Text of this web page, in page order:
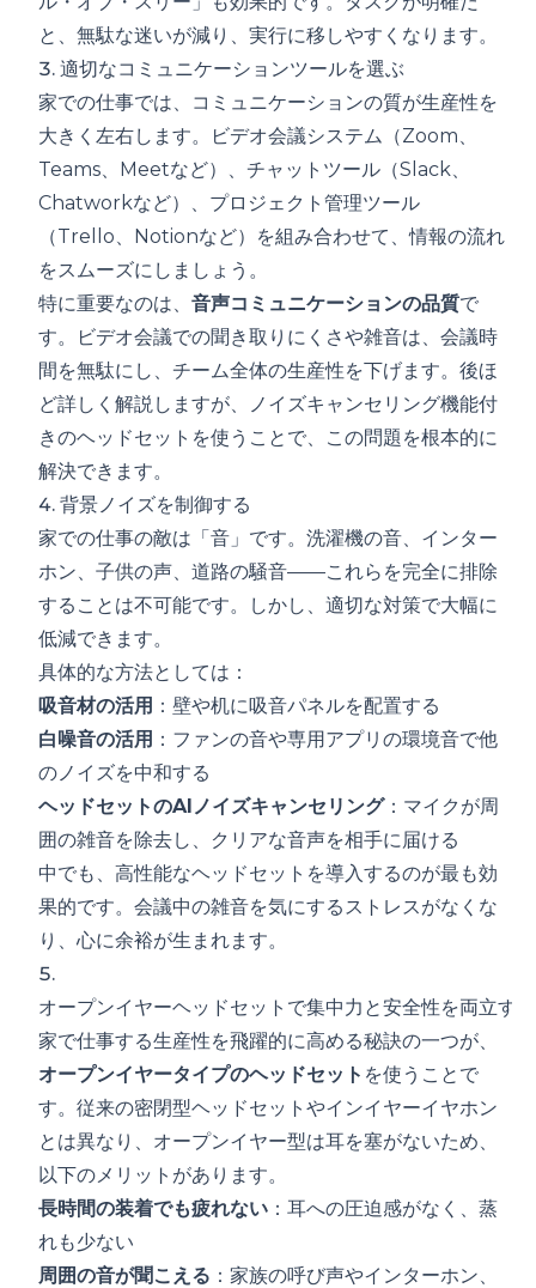
と、無駄な迷いが減り、実行に移しやすくなります。
3. 適切なコミュニケーションツールを選ぶ
家での仕事では、コミュニケーションの質が生産性を
大きく左右します。ビデオ会議システム（Zoom、
Teams、Meetなど）、チャットツール（Slack、
Chatworkなど）、プロジェクト管理ツール
（Trello、Notionなど）を組み合わせて、情報の流れ
をスムーズにしましょう。
特に重要なのは、 音声コミュニケーションの品質で
す。ビデオ会議での聞き取りにくさや雑音は、会議時
間を無駄にし、チーム全体の生産性を下げます。後ほ
ど詳しく解説しますが、ノイズキャンセリング機能付
きのヘッドセットを使うことで、この問題を根本的に
解決できます。
4. 背景ノイズを制御する
家での仕事の敵は「音」です。洗濯機の音、インター
ホン、子供の声、道路の騒音——これらを完全に排除
することは不可能です。しかし、適切な対策で大幅に
低減できます。
具体的な方法としては：
吸音材の活用 ：壁や机に吸音パネルを配置する
白噪音の活用 ：ファンの音や専用アプリの環境音で他
のノイズを中和する
ヘッドセットのAIノイズキャンセリング：マイクが周
囲の雑音を除去し、クリアな音声を相手に届ける
中でも、高性能なヘッドセットを導入するのが最も効
果的です。会議中の雑音を気にするストレスがなくな
り、心に余裕が生まれます。
5.
オープンイヤーヘッドセットで集中力と安全性を両立する
家で仕事する生産性を飛躍的に高める秘訣の一つが、
オープンイヤータイプのヘッドセット を使うことで
す。従来の密閉型ヘッドセットやインイヤーイヤホン
とは異なり、 オープンイヤー型は耳を塞がないため、
以下のメリットがあります。
長時間の装着でも疲れない ：耳への圧迫感がなく、蒸
れも少ない
周囲の音が聞こえる ：家族の呼び声やインターホン、